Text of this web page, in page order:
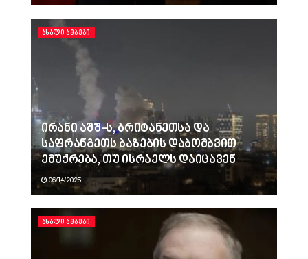
ᲐᲮᲐᲚᲘ ᲐᲛᲑᲔᲑᲘ
ირანი აშშ-ს, ბრიტანეთსა და
საფრანგეთს ბაზების დაბომბვით
ემუქრება, თუ ისრაელს დაიცავენ
06/14/2025
ᲐᲮᲐᲚᲘ ᲐᲛᲑᲔᲑᲘ